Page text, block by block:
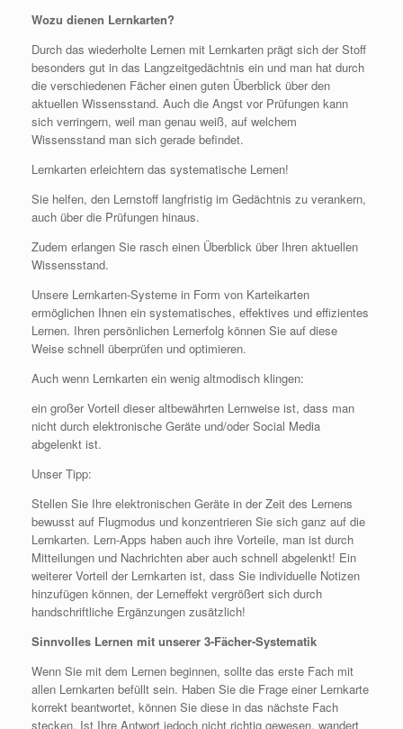
Wozu dienen Lernkarten?
Durch das wiederholte Lernen mit Lernkarten prägt sich der Stoff
besonders gut in das Langzeitgedächtnis ein und man hat durch
die verschiedenen Fächer einen guten Überblick über den
aktuellen Wissensstand. Auch die Angst vor Prüfungen kann
sich verringern, weil man genau weiß, auf welchem
Wissensstand man sich gerade befindet.
Lernkarten erleichtern das systematische Lernen!
Sie helfen, den Lernstoff langfristig im Gedächtnis zu verankern,
auch über die Prüfungen hinaus.
Zudem erlangen Sie rasch einen Überblick über Ihren aktuellen
Wissensstand.
Unsere Lernkarten-Systeme in Form von Karteikarten
ermöglichen Ihnen ein systematisches, effektives und effizientes
Lernen. Ihren persönlichen Lernerfolg können Sie auf diese
Weise schnell überprüfen und optimieren.
Auch wenn Lernkarten ein wenig altmodisch klingen:
ein großer Vorteil dieser altbewährten Lernweise ist, dass man
nicht durch elektronische Geräte und/oder Social Media
abgelenkt ist.
Unser Tipp:
Stellen Sie Ihre elektronischen Geräte in der Zeit des Lernens
bewusst auf Flugmodus und konzentrieren Sie sich ganz auf die
Lernkarten. Lern-Apps haben auch ihre Vorteile, man ist durch
Mitteilungen und Nachrichten aber auch schnell abgelenkt! Ein
weiterer Vorteil der Lernkarten ist, dass Sie individuelle Notizen
hinzufügen können, der Lerneffekt vergrößert sich durch
handschriftliche Ergänzungen zusätzlich!
Sinnvolles Lernen mit unserer 3-Fächer-Systematik
Wenn Sie mit dem Lernen beginnen, sollte das erste Fach mit
allen Lernkarten befüllt sein. Haben Sie die Frage einer Lernkarte
korrekt beantwortet, können Sie diese in das nächste Fach
stecken. Ist Ihre Antwort jedoch nicht richtig gewesen, wandert